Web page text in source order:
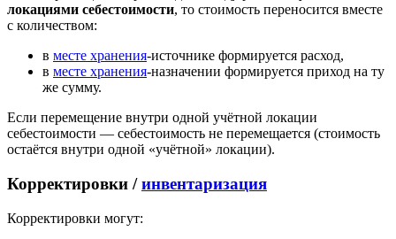
локациями себестоимости, то стоимость переносится вместе
с количеством:
в месте хранения-источнике формируется расход,
в месте хранения-назначении формируется приход на ту
же сумму.
Если перемещение внутри одной учётной локации
себестоимости — себестоимость не перемещается (стоимость
остаётся внутри одной «учётной» локации).
Корректировки /инвентаризация
Корректировки могут: